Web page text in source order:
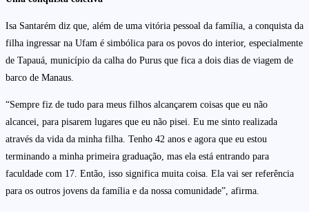
Isa Santarém diz que, além de uma vitória pessoal da família, a conquista da
filha ingressar na Ufam é simbólica para os povos do interior, especialmente
de Tapauá, município da calha do Purus que fica a dois dias de viagem de
barco de Manaus.
“Sempre fiz de tudo para meus filhos alcançarem coisas que eu não
alcancei, para pisarem lugares que eu não pisei. Eu me sinto realizada
através da vida da minha filha. Tenho 42 anos e agora que eu estou
terminando a minha primeira graduação, mas ela está entrando para
faculdade com 17. Então, isso significa muita coisa. Ela vai ser referência
para os outros jovens da família e da nossa comunidade”, afirma.